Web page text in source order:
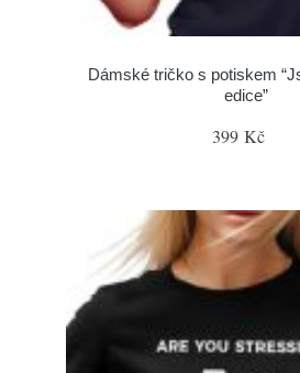
Dámské tričko s potiskem
edice”
399 Kč